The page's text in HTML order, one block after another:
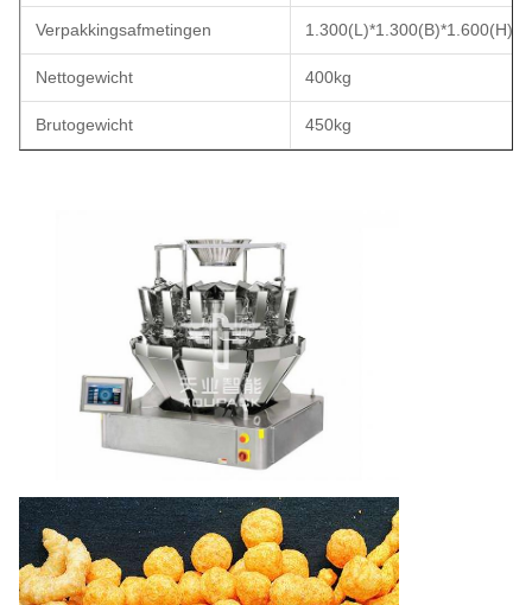
Verpakkingsafmetingen 1.300(L)*1.300(B)*1.600(H)
Nettogewicht 400kg
Brutogewicht 450kg